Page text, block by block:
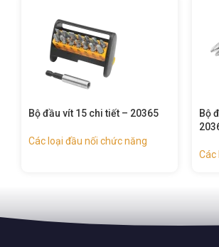
Bộ đầu vít hai đầu 10 chi tiết –
Bộ